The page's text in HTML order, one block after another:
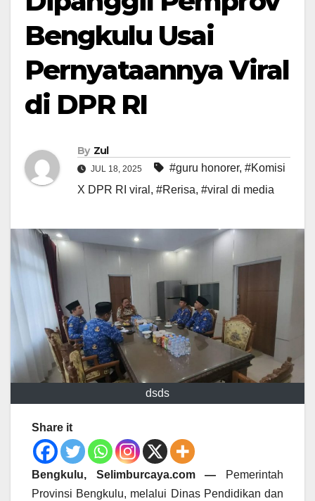
Bengkulu Usai
Pernyataannya Viral
di DPR RI
By Zul
JUL 18, 2025 #guru honorer, #Komisi
X DPR RI viral , #Rerisa, #viral di media
dsds
Share it
Bengkulu, Selimburcaya.com — Pemerintah
Provinsi Bengkulu, melalui Dinas Pendidikan dan